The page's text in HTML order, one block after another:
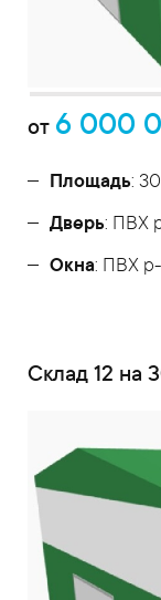
от 6 000
Площадь:
Дверь: ПВХ
Окна: ПВХ
Склад 12 на